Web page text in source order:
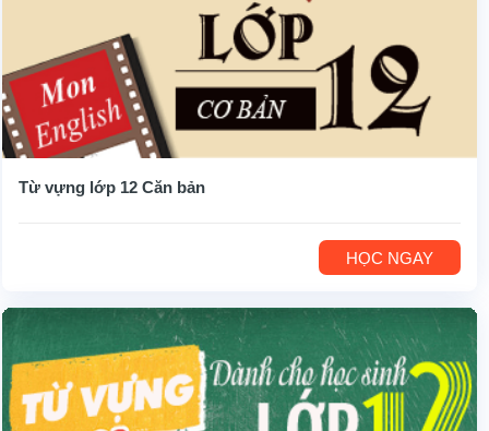
Từ vựng lớp 12 Căn bản
HỌC NGAY